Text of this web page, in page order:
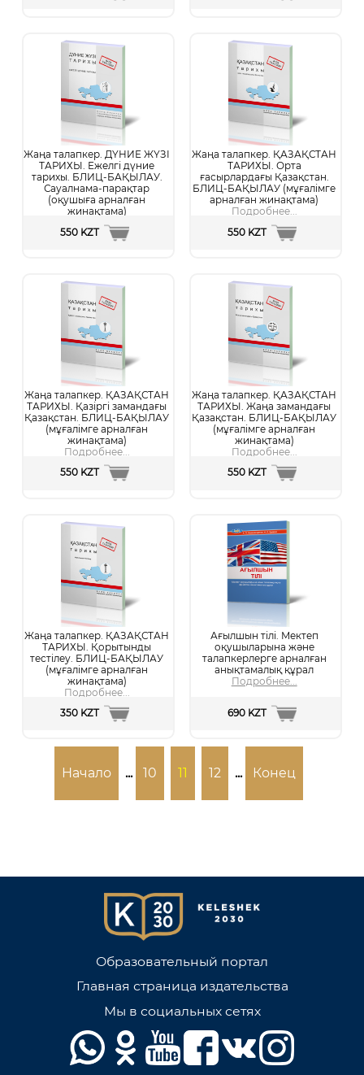
Жаңа талапкер. ДҮНИЕ ЖҮЗІ
ТАРИХЫ. Ежелгі дүние
тарихы. БЛИЦ-БАҚЫЛАУ.
Сауалнама-парақтар
(оқушыға арналған
жинақтама)
Подробнее...
550 KZT
Жаңа талапкер. ҚАЗАҚСТАН
ТАРИХЫ. Орта
ғасырлардағы Қазақстан.
БЛИЦ-БАҚЫЛАУ (мұғалімге
арналған жинақтама)
Подробнее...
550 KZT
Жаңа талапкер. ҚАЗАҚСТАН
ТАРИХЫ. Қазіргі замандағы
Қазақстан. БЛИЦ-БАҚЫЛАУ
(мұғалімге арналған
жинақтама)
Подробнее...
550 KZT
Жаңа талапкер. ҚАЗАҚСТАН
ТАРИХЫ. Жаңа замандағы
Қазақстан. БЛИЦ-БАҚЫЛАУ
(мұғалімге арналған
жинақтама)
Подробнее...
550 KZT
Жаңа талапкер. ҚАЗАҚСТАН
ТАРИХЫ. Қорытынды
тестілеу. БЛИЦ-БАҚЫЛАУ
(мұғалімге арналған
жинақтама)
Подробнее...
350 KZT
Ағылшын тілі. Мектеп
оқушыларына және
талапкерлерге арналған
анықтамалық құрал
Подробнее...
690 KZT
Начало ... 10 11 12 ... Конец
Образовательный портал
Главная страница издательства
Мы в социальных сетях